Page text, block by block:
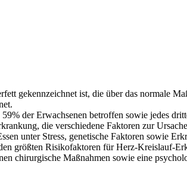
gekennzeichnet ist, die über das normale
der Erwachsenen betroffen sowie jedes
die verschiedene Faktoren zur
unter Stress, genetische Faktoren sowie
größten Risikofaktoren für Herz-Kreislauf-
chirurgische Maßnahmen sowie eine